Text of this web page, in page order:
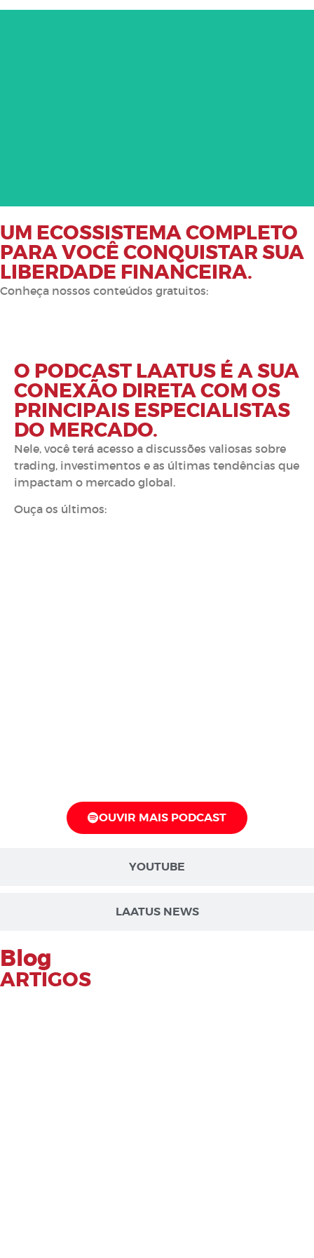
UM ECOSSISTEMA COMPLETO
PARA VOCÊ CONQUISTAR SUA
LIBERDADE FINANCEIRA.
Conheça nossos conteúdos gratuitos:
YOUTUBE
LAATUS NEWS
O PODCAST LAATUS É A SUA
CONEXÃO DIRETA COM OS
PRINCIPAIS ESPECIALISTAS
DO MERCADO.
Nele, você terá acesso a discussões valiosas sobre
trading, investimentos e as últimas tendências que
impactam o mercado global.
Ouça os últimos:
OUVIR MAIS PODCAST
Blog
ARTIGOS